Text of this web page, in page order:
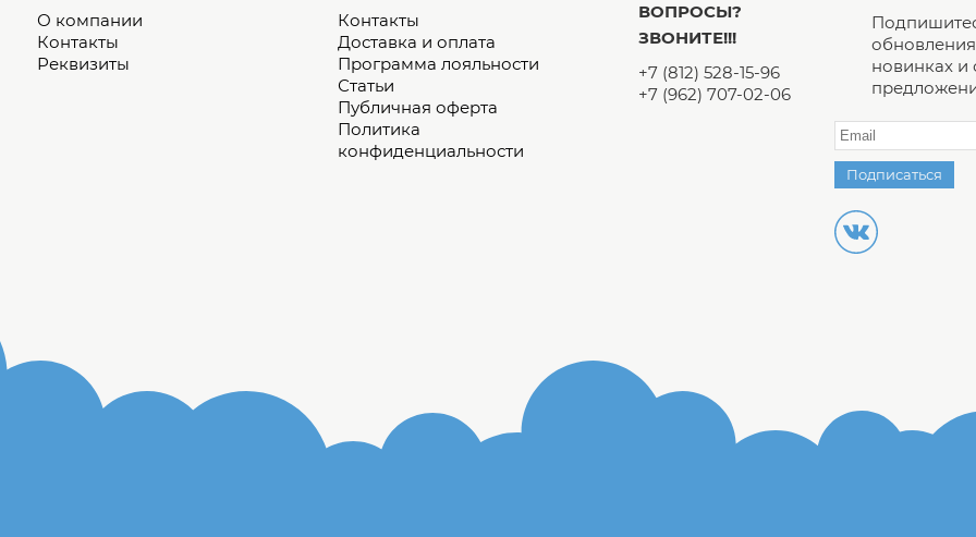
О компании
Контакты
Реквизиты
Контакты
Доставка и оплата
Программа лояльности
Статьи
Публичная оферта
Политика
конфиденциальности
ВОПРОСЫ?
ЗВОНИТЕ!!!
+7 (812) 528-15-96
+7 (962) 707-02-06
новинках и
Подписаться